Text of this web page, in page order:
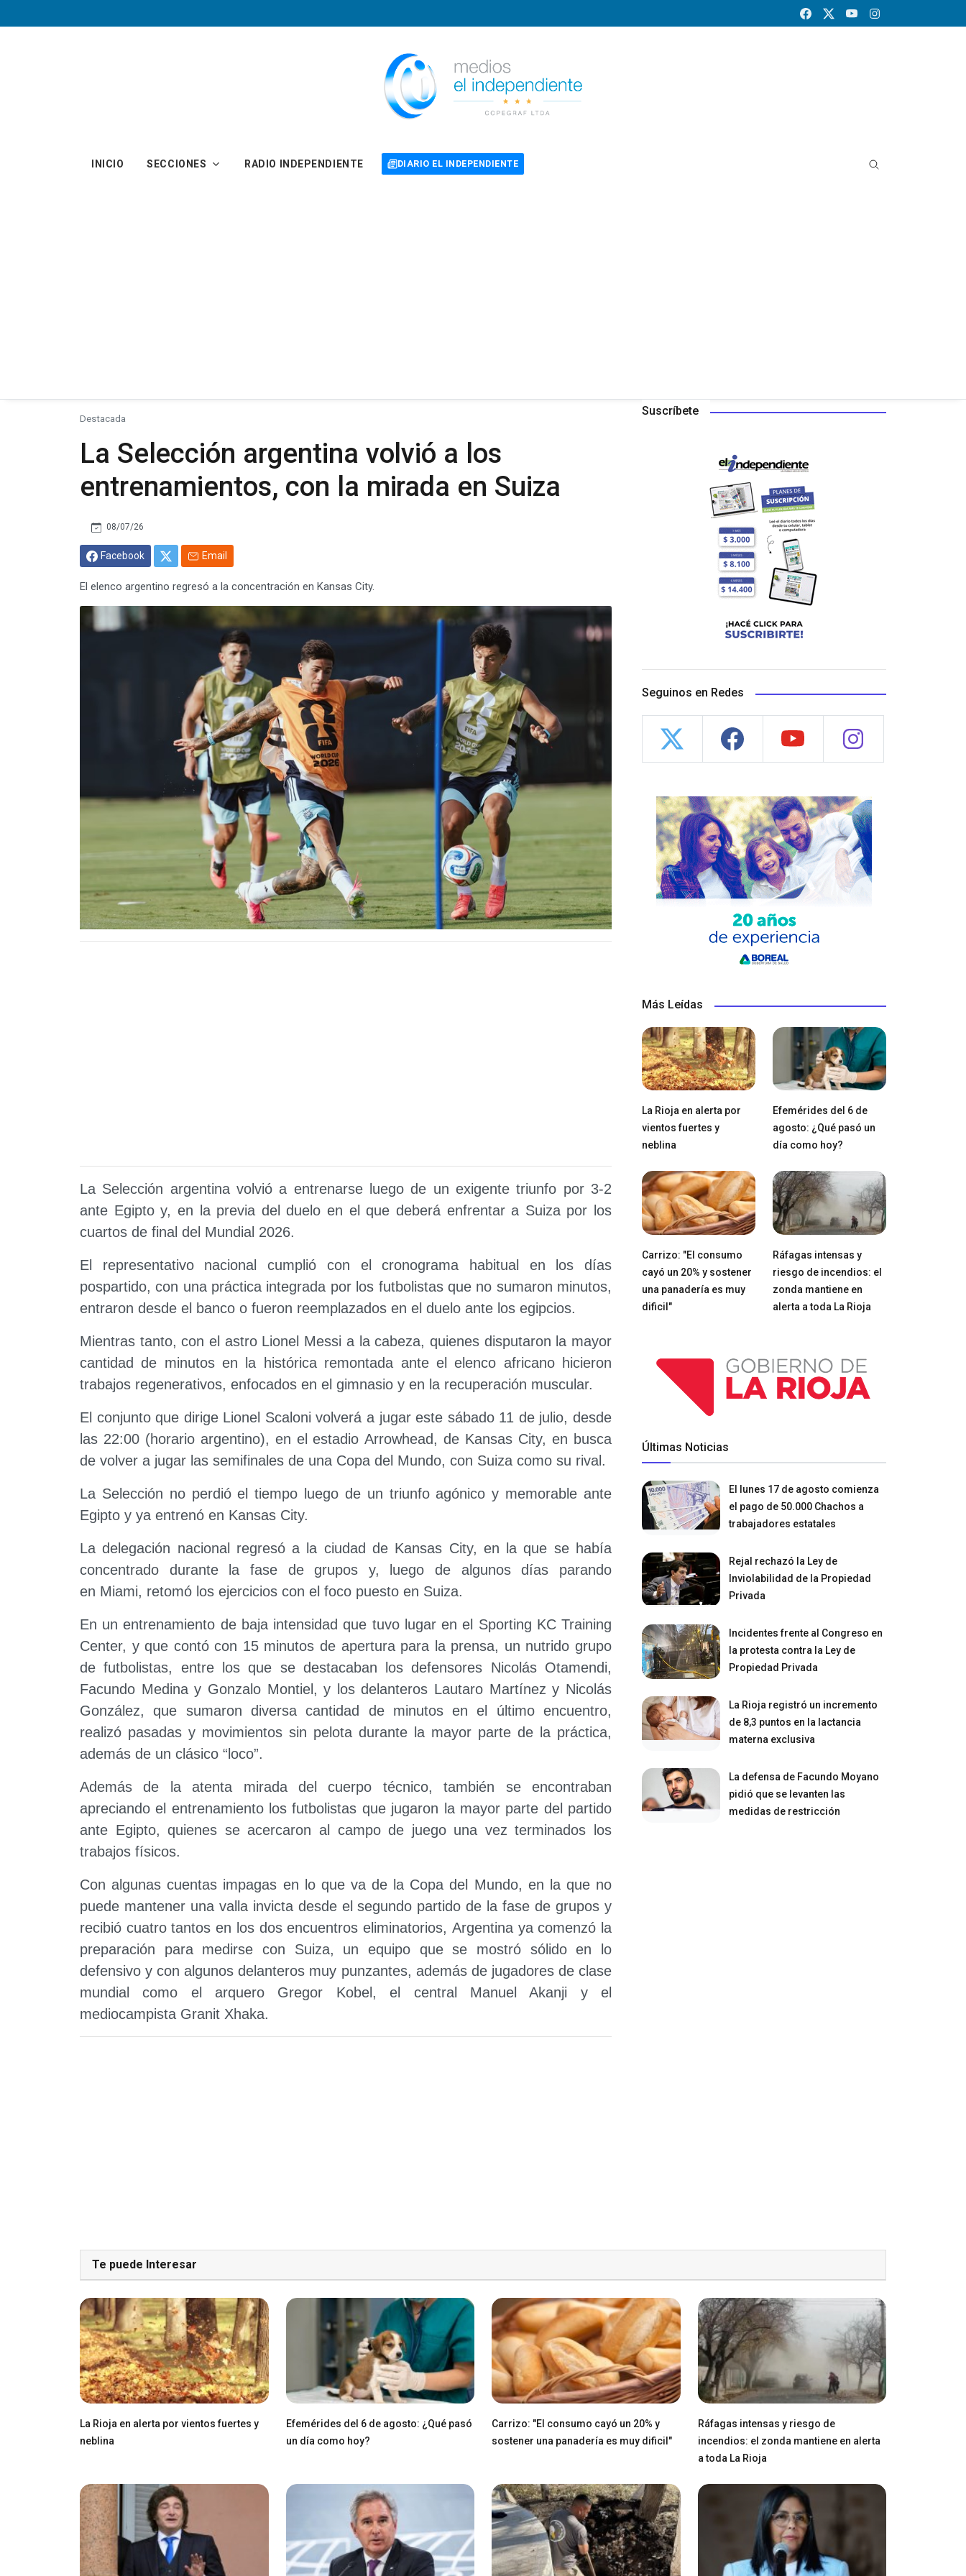
INICIO SECCIONES RADIO INDEPENDIENTE DIARIO EL INDEPENDIENTE
Destacada
La Selección argentina volvió a los
entrenamientos, con la mirada en Suiza
08/07/26
Facebook Email
El elenco argentino regresó a la concentración en Kansas City.
La Selección argentina volvió a entrenarse luego de un exigente triunfo por 3-2
ante Egipto y, en la previa del duelo en el que deberá enfrentar a Suiza por los
cuartos de final del Mundial 2026.
El representativo nacional cumplió con el cronograma habitual en los días
pospartido, con una práctica integrada por los futbolistas que no sumaron minutos,
entraron desde el banco o fueron reemplazados en el duelo ante los egipcios.
Mientras tanto, con el astro Lionel Messi a la cabeza, quienes disputaron la mayor
cantidad de minutos en la histórica remontada ante el elenco africano hicieron
trabajos regenerativos, enfocados en el gimnasio y en la recuperación muscular.
El conjunto que dirige Lionel Scaloni volverá a jugar este sábado 11 de julio, desde
las 22:00 (horario argentino), en el estadio Arrowhead, de Kansas City, en busca
de volver a jugar las semifinales de una Copa del Mundo, con Suiza como su rival.
La Selección no perdió el tiempo luego de un triunfo agónico y memorable ante
Egipto y ya entrenó en Kansas City.
La delegación nacional regresó a la ciudad de Kansas City, en la que se había
concentrado durante la fase de grupos y, luego de algunos días parando
en Miami, retomó los ejercicios con el foco puesto en Suiza.
En un entrenamiento de baja intensidad que tuvo lugar en el Sporting KC Training
Center, y que contó con 15 minutos de apertura para la prensa, un nutrido grupo
de futbolistas, entre los que se destacaban los defensores Nicolás Otamendi,
Facundo Medina y Gonzalo Montiel, y los delanteros Lautaro Martínez y Nicolás
González, que sumaron diversa cantidad de minutos en el último encuentro,
realizó pasadas y movimientos sin pelota durante la mayor parte de la práctica,
además de un clásico “loco”.
Además de la atenta mirada del cuerpo técnico, también se encontraban
apreciando el entrenamiento los futbolistas que jugaron la mayor parte del partido
ante Egipto, quienes se acercaron al campo de juego una vez terminados los
trabajos físicos.
Con algunas cuentas impagas en lo que va de la Copa del Mundo, en la que no
puede mantener una valla invicta desde el segundo partido de la fase de grupos y
recibió cuatro tantos en los dos encuentros eliminatorios, Argentina ya comenzó la
preparación para medirse con Suiza, un equipo que se mostró sólido en lo
defensivo y con algunos delanteros muy punzantes, además de jugadores de clase
mundial como el arquero Gregor Kobel, el central Manuel Akanji y el
mediocampista Granit Xhaka.
Suscríbete
Seguinos en Redes
Más Leídas
La Rioja en alerta por
vientos fuertes y
neblina
Efemérides del 6 de
agosto: ¿Qué pasó un
día como hoy?
Carrizo: "El consumo
cayó un 20% y sostener
una panadería es muy
dificil"
Ráfagas intensas y
riesgo de incendios: el
zonda mantiene en
alerta a toda La Rioja
Últimas Noticias
El lunes 17 de agosto comienza
el pago de 50.000 Chachos a
trabajadores estatales
Rejal rechazó la Ley de
Inviolabilidad de la Propiedad
Privada
Incidentes frente al Congreso en
la protesta contra la Ley de
Propiedad Privada
La Rioja registró un incremento
de 8,3 puntos en la lactancia
materna exclusiva
La defensa de Facundo Moyano
pidió que se levanten las
medidas de restricción
Te puede Interesar
La Rioja en alerta por vientos fuertes y
neblina
Efemérides del 6 de agosto: ¿Qué pasó
un día como hoy?
Carrizo: "El consumo cayó un 20% y
sostener una panadería es muy dificil"
Ráfagas intensas y riesgo de
incendios: el zonda mantiene en alerta
a toda La Rioja